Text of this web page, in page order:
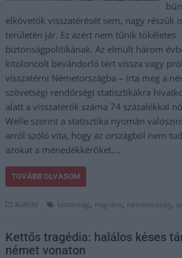
elkövetők visszatérését sem, nagy részük
területén jár. Ez azért nem tűnik tökéletes
biztonságpolitikának. Az elmúlt három
kitoloncolt bevándorló tért vissza vagy
visszatérni Németországba – írta meg a
szövetségi rendőrségi statisztikákra
alatt a visszatérők száma 74 százalékkal
Welle szerint a statisztika nyomán
arról szóló vita, hogy az országból nem
azokat a menedékkérőket,…
TOVÁBB OLVASOM
Külföld biztonság, migráns, németország,
Kettős tragédia: halálos késes
német vonaton